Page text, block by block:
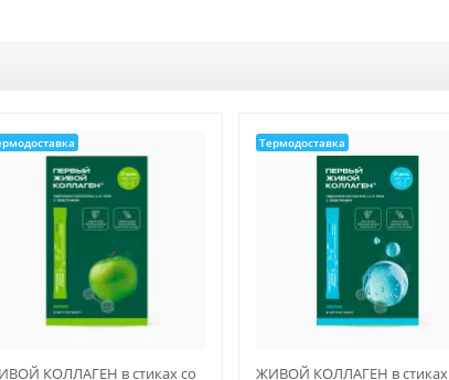
КОЛЛАГЕН в стиках со
Термодоставка
ЖИВОЙ КОЛЛАГЕН в стиках